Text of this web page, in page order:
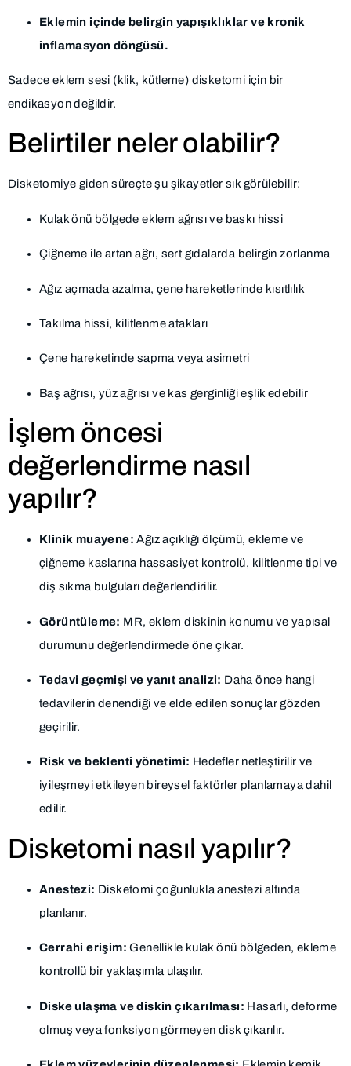
Eklemin içinde belirgin yapışıklıklar ve kronik
inflamasyon döngüsü.
Sadece eklem sesi (klik, kütleme) disketomi için bir
endikasyon değildir.
Belirtiler neler olabilir?
Disketomiye giden süreçte şu şikayetler sık görülebilir:
Kulak önü bölgede eklem ağrısı ve baskı hissi
Çiğneme ile artan ağrı, sert gıdalarda belirgin zorlanma
Ağız açmada azalma, çene hareketlerinde kısıtlılık
Takılma hissi, kilitlenme atakları
Çene hareketinde sapma veya asimetri
Baş ağrısı, yüz ağrısı ve kas gerginliği eşlik edebilir
İşlem öncesi
değerlendirme nasıl
yapılır?
Klinik muayene: Ağız açıklığı ölçümü, ekleme ve
çiğneme kaslarına hassasiyet kontrolü, kilitlenme tipi ve
diş sıkma bulguları değerlendirilir.
Görüntüleme: MR, eklem diskinin konumu ve yapısal
durumunu değerlendirmede öne çıkar.
Tedavi geçmişi ve yanıt analizi: Daha önce hangi
tedavilerin denendiği ve elde edilen sonuçlar gözden
geçirilir.
Risk ve beklenti yönetimi: Hedefler netleştirilir ve
iyileşmeyi etkileyen bireysel faktörler planlamaya dahil
edilir.
Disketomi nasıl yapılır?
Anestezi: Disketomi çoğunlukla anestezi altında
planlanır.
Cerrahi erişim: Genellikle kulak önü bölgeden, ekleme
kontrollü bir yaklaşımla ulaşılır.
Diske ulaşma ve diskin çıkarılması: Hasarlı, deforme
olmuş veya fonksiyon görmeyen disk çıkarılır.